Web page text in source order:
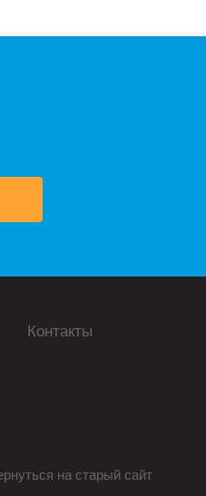
Контакты
на старый сайт